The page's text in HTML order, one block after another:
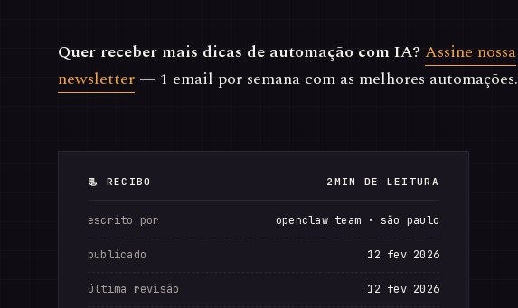
Quer receber mais dicas de automação com IA?Assine nossa
newsletter — 1 email por semana com as melhores automações.
📃 RECIBO 2MIN DE LEITURA
escrito por openclaw team · são paulo
publicado 12 fev 2026
última revisão 12 fev 2026